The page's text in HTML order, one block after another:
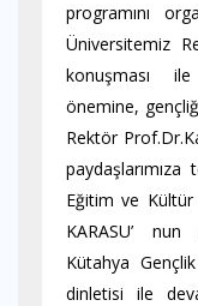
programını
Üniversitemiz
konuşması
önemine,
Rektör
Eğitim ve Kültür
KARASU’ nun
Kütahya
dinletisi ile